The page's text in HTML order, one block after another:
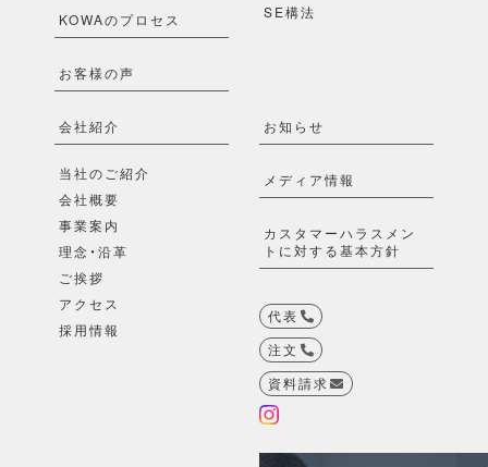
KOWAのプロセス
お客様の声
SE構法
会社紹介
当社のご紹介
会社概要
事業案内
理念・沿革
ご挨拶
アクセス
採用情報
お知らせ
メディア情報
カスタマーハラスメン
トに対する基本方針
代表
注文
資料請求